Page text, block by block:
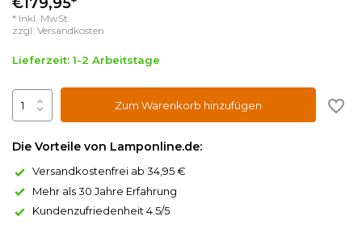
* Inkl. MwSt.
zzgl. Versandkosten
Lieferzeit: 1-2 Arbeitstage
Zum Warenkorb hinzufügen
Die Vorteile von Lamponline.de:
Versandkostenfrei ab 34,95 €
Mehr als 30 Jahre Erfahrung
Kundenzufriedenheit 4.5/5